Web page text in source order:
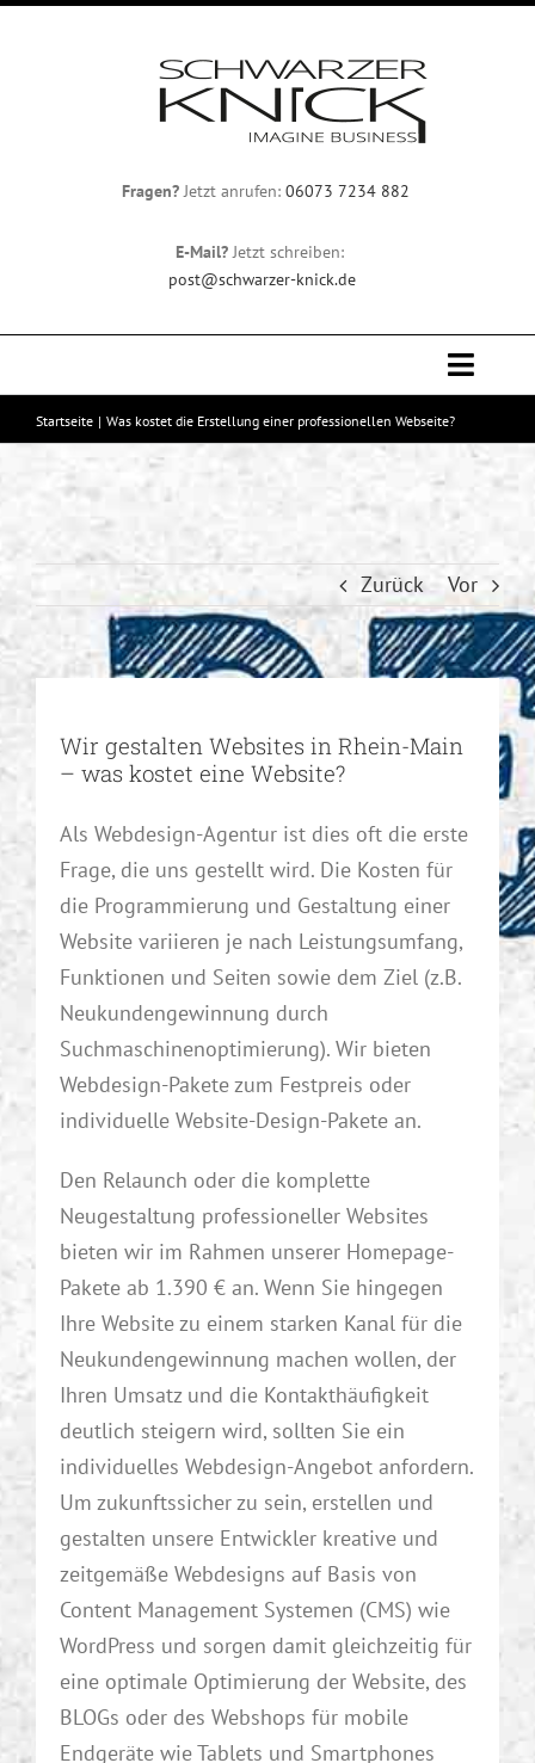
Fragen?Jetzt anrufen: 06073 7234 882
E-Mail?Jetzt schreiben:
post@schwarzer-knick.de
Toggle
Professionelles Webdesign
Team
Webdesign
Webhosting NVMe
Printdesign
News
Referenzen
Kontaktieren Sie uns
Startseite Was kostet die Erstellung einer professionellen Webseite?
Zurück Vor
Wir gestalten Websites in Rhein-Main
– was kostet eine Website?
Als Webdesign-Agentur ist dies oft die erste
Frage, die uns gestellt wird. Die Kosten für
die Programmierung und Gestaltung einer
Website variieren je nach Leistungsumfang,
Funktionen und Seiten sowie dem Ziel (z.B.
Neukundengewinnung durch
Suchmaschinenoptimierung). Wir bieten
Webdesign-Pakete zum Festpreis oder
individuelle Website-Design-Pakete an.
Den Relaunch oder die komplette
Neugestaltung professioneller Websites
bieten wir im Rahmen unserer Homepage-
Pakete ab 1.390 € an. Wenn Sie hingegen
Ihre Website zu einem starken Kanal für die
Neukundengewinnung machen wollen, der
Ihren Umsatz und die Kontakthäufigkeit
deutlich steigern wird, sollten Sie ein
individuelles Webdesign-Angebot anfordern.
Um zukunftssicher zu sein, erstellen und
gestalten unsere Entwickler kreative und
zeitgemäße Webdesigns auf Basis von
Content Management Systemen (CMS) wie
WordPress und sorgen damit gleichzeitig für
eine optimale Optimierung der Website, des
BLOGs oder des Webshops für mobile
Endgeräte wie Tablets und Smartphones